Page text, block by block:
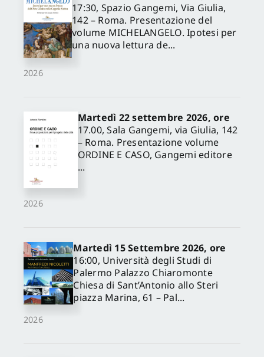
2026
17:30, Spazio Gangemi, Via Giulia,
142 – Roma. Presentazione del
volume MICHELANGELO. Ipotesi per
una nuova lettura de...
2026
Martedì 22 settembre 2026, ore
17.00, Sala Gangemi, via Giulia, 142
– Roma. Presentazione volume
ORDINE E CASO, Gangemi editore
...
2026
Martedì 15 Settembre 2026, ore
16:00, Università degli Studi di
Palermo Palazzo Chiaromonte
Chiesa di Sant’Antonio allo Steri
piazza Marina, 61 – Pal...